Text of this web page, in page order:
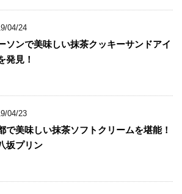
04/24
ソンで美味しい抹茶クッキーサンドアイ
発見！
04/23
で美味しい抹茶ソフトクリームを堪能！
坂プリン